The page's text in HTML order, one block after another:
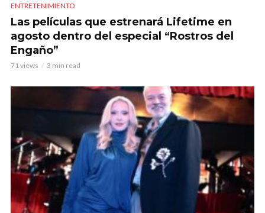
ENTRETENIMIENTO
Las películas que estrenará Lifetime en
agosto dentro del especial “Rostros del
Engaño”
71 views 3 min read